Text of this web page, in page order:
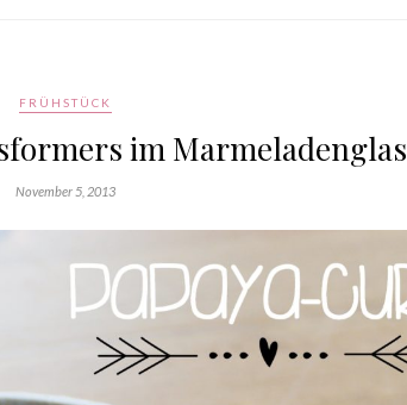
FRÜHSTÜCK
im Marmeladenglas
November 5, 2013